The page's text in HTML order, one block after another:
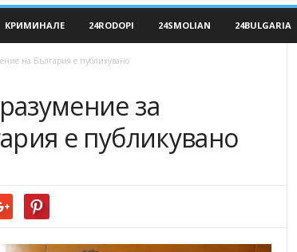
КРИМИНАЛЕ 24RODOPI 24SMOLIAN 24BULGARIA
на България е публикувано
за
е публикувано